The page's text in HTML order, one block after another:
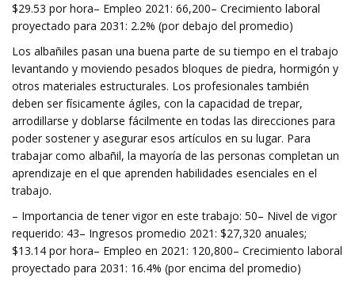
$29.53 por hora– Empleo 2021: 66,200– Crecimiento laboral
proyectado para 2031: 2.2% (por debajo del promedio)
Los albañiles pasan una buena parte de su tiempo en el trabajo
levantando y moviendo pesados ​​bloques de piedra, hormigón y
otros materiales estructurales. Los profesionales también
deben ser físicamente ágiles, con la capacidad de trepar,
arrodillarse y doblarse fácilmente en todas las direcciones para
poder sostener y asegurar esos artículos en su lugar. Para
trabajar como albañil, la mayoría de las personas completan un
aprendizaje en el que aprenden habilidades esenciales en el
trabajo.
– Importancia de tener vigor en este trabajo: 50– Nivel de vigor
requerido: 43– Ingresos promedio 2021: $27,320 anuales;
$13.14 por hora– Empleo en 2021: 120,800– Crecimiento laboral
proyectado para 2031: 16.4% (por encima del promedio)